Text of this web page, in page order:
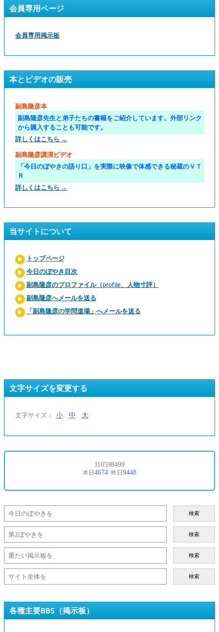
会員専用ページ
会員専用掲示板
本とビデオの販売
副島隆彦本
副島隆彦先生と弟子たちの書籍をご紹介しています。外部リンク
から購入することも可能です。
詳しくはこちら →
副島隆彦講演ビデオ
「今日のぼやきの語り口」を実際に映像で体感できる秘蔵のＶＴ
Ｒ
詳しくはこちら →
当サイトについて
トップページ
今日のぼやき目次
副島隆彦のプロファイル（profile、人物寸評）
副島隆彦へメールを送る
「副島隆彦の学問道場」へメールを送る
文字サイズを変更する
文字サイズ： 小 中 大
検索
検索
検索
検索
各種主要BBS（掲示板）